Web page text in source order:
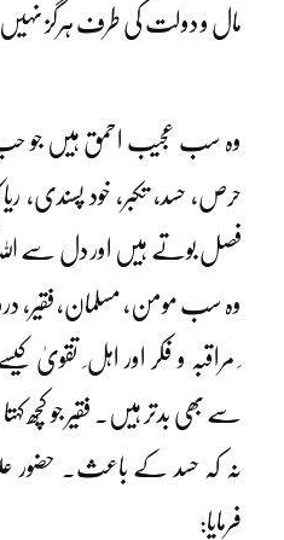
مال و دولت کی طرف ہرگز نہیں
وہ سب عجیب احمق ہیں جو
حرص، حسد، تکبر، خود پسندی،
فصل بوتے ہیں اور دل سے
وہ سب مومن، مسلمان، فقیر،
مراقبہ و فکر اور اہل ِ تقویٰ
سے بھی بدتر ہیں۔ فقیر جو
نہ کہ حسد کے باعث۔ حضور
فرمایا: